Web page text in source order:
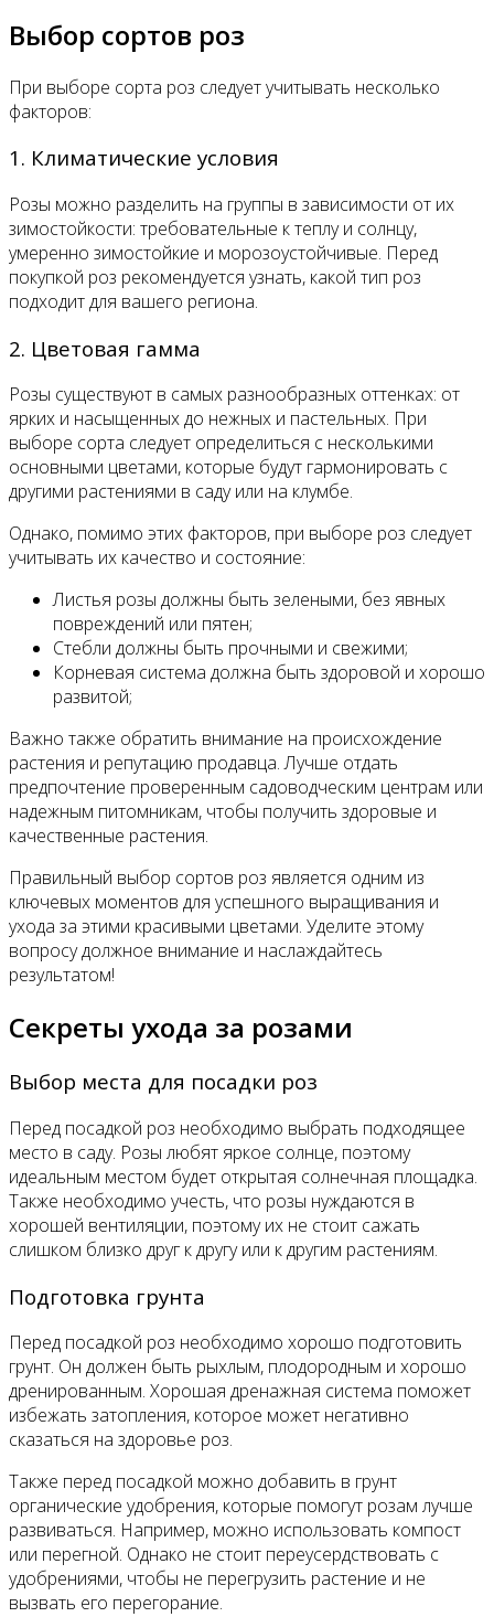
Выбор сортов роз
При выборе сорта роз следует учитывать несколько
факторов:
1. Климатические условия
Розы можно разделить на группы в зависимости от их
зимостойкости: требовательные к теплу и солнцу,
умеренно зимостойкие и морозоустойчивые. Перед
покупкой роз рекомендуется узнать, какой тип роз
подходит для вашего региона.
2. Цветовая гамма
Розы существуют в самых разнообразных оттенках: от
ярких и насыщенных до нежных и пастельных. При
выборе сорта следует определиться с несколькими
основными цветами, которые будут гармонировать с
другими растениями в саду или на клумбе.
Однако, помимо этих факторов, при выборе роз следует
учитывать их качество и состояние:
Листья розы должны быть зелеными, без явных
повреждений или пятен;
Стебли должны быть прочными и свежими;
Корневая система должна быть здоровой и хорошо
развитой;
Важно также обратить внимание на происхождение
растения и репутацию продавца. Лучше отдать
предпочтение проверенным садоводческим центрам или
надежным питомникам, чтобы получить здоровые и
качественные растения.
Правильный выбор сортов роз является одним из
ключевых моментов для успешного выращивания и
ухода за этими красивыми цветами. Уделите этому
вопросу должное внимание и наслаждайтесь
результатом!
Секреты ухода за розами
Выбор места для посадки роз
Перед посадкой роз необходимо выбрать подходящее
место в саду. Розы любят яркое солнце, поэтому
идеальным местом будет открытая солнечная площадка.
Также необходимо учесть, что розы нуждаются в
хорошей вентиляции, поэтому их не стоит сажать
слишком близко друг к другу или к другим растениям.
Подготовка грунта
Перед посадкой роз необходимо хорошо подготовить
грунт. Он должен быть рыхлым, плодородным и хорошо
дренированным. Хорошая дренажная система поможет
избежать затопления, которое может негативно
сказаться на здоровье роз.
Также перед посадкой можно добавить в грунт
органические удобрения, которые помогут розам лучше
развиваться. Например, можно использовать компост
или перегной. Однако не стоит переусердствовать с
удобрениями, чтобы не перегрузить растение и не
вызвать его перегорание.